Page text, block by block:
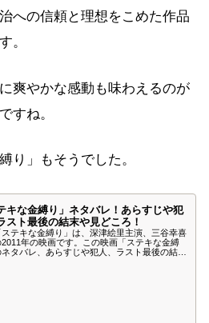
への信頼と理想をこめた作品
。
爽やかな感動も味わえるのが
すね。
り」もそうでした。
キな金縛り」ネタバレ！あらすじや犯
スト最後の結末や見どころ！
テキな金縛り」は、深津絵里主演、三谷幸喜
年の映画です。この映画「ステキな金縛
ネタバレ、あらすじや犯人、ラスト最後の結